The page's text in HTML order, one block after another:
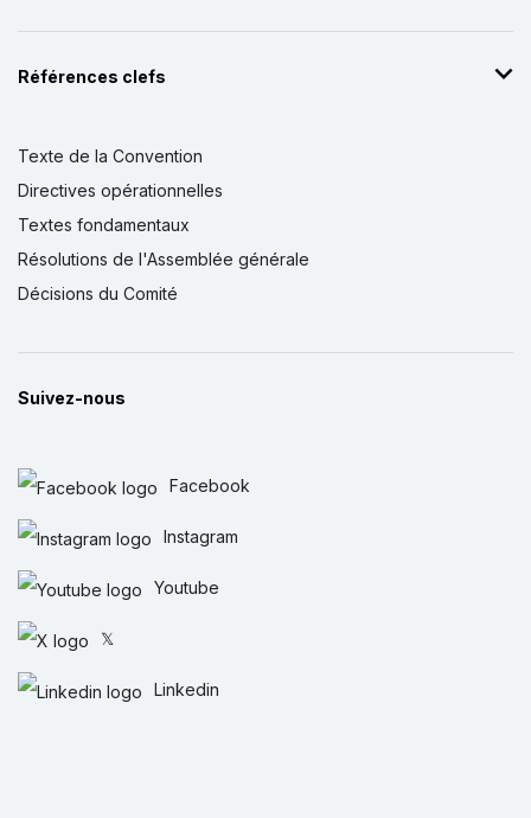
Références clefs
Texte de la Convention
Directives opérationnelles
Textes fondamentaux
Résolutions de l'Assemblée générale
Décisions du Comité
Suivez-nous
Facebook
Instagram
Youtube
𝕏
Linkedin